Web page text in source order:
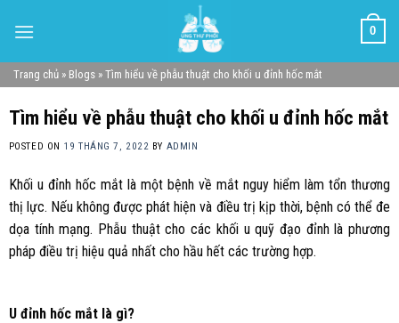
0
Trang chủ » Blogs » Tìm hiểu về phẫu thuật cho khối u đỉnh hốc mắt
Tìm hiểu về phẫu thuật cho khối u đỉnh hốc mắt
POSTED ON 19 THÁNG 7, 2022 BY ADMIN
Khối u đỉnh hốc mắt là một bệnh về mắt nguy hiểm làm tổn thương
thị lực. Nếu không được phát hiện và điều trị kịp thời, bệnh có thể đe
dọa tính mạng. Phẫu thuật cho các khối u quỹ đạo đỉnh là phương
pháp điều trị hiệu quả nhất cho hầu hết các trường hợp.
U đỉnh hốc mắt là gì?